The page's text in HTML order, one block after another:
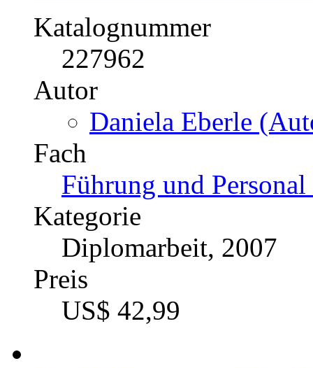
Katalognummer
227962
Autor
Daniela Eberle
Fach
Führung und
Kategorie
Diplomarbeit, 2007
Preis
US$ 42,99